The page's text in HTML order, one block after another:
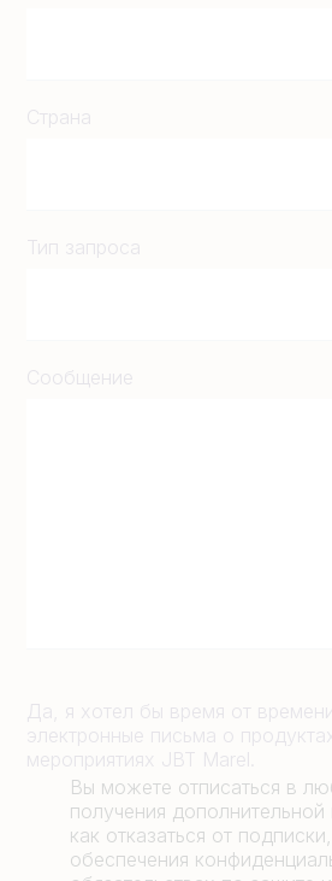
Страна
Тип запроса
Сообщение
Да, я хотел бы время от
электронные письма о
мероприятиях JBT Marel.
Вы можете отписаться в
получения
как отказаться от
обеспечения